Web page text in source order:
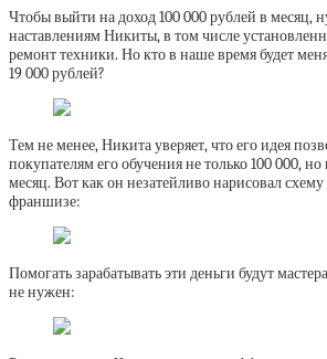
Чтобы выйти на доход 100 000 рублей в месяц,
наставлениям Никиты, в том числе
ремонт техники. Но кто в наше время будет
19 000 рублей?
Тем не менее, Никита уверяет, что его идея
покупателям его обучения не только 100 000,
месяц. Вот как он незатейливо нарисовал
франшизе:
Помогать зарабатывать эти деньги будут
не нужен: